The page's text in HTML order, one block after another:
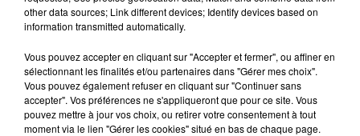
d’eau et de réduire autant que possible tous les
usages accessoires de l’eau : lavage des véhicules,
remplissage des piscines, arrosage des gazons et
espaces verts..."indique-t-on.
other data sources; Link different devices; Identify devices based on
information transmitted automatically.
Vous pouvez accepter en cliquant sur "Accepter et fermer", ou affiner en
sélectionnant les finalités et/ou partenaires dans "Gérer mes choix".
Vous pouvez également refuser en cliquant sur "Continuer sans
accepter". Vos préférences ne s'appliqueront que pour ce site. Vous
pouvez mettre à jour vos choix, ou retirer votre consentement à tout
moment via le lien "Gérer les cookies" situé en bas de chaque page.